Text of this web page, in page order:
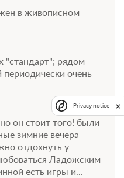
в живописном
"стандарт"; рядом
очень
он стоит того! были
зимние вечера
отдохнуть у
Ладожским
есть игры и...
Privacy notice